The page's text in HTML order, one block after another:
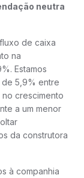
neutra
de caixa
na
Estamos
de 5,9% entre
crescimento
a um menor
da construtora
à companhia